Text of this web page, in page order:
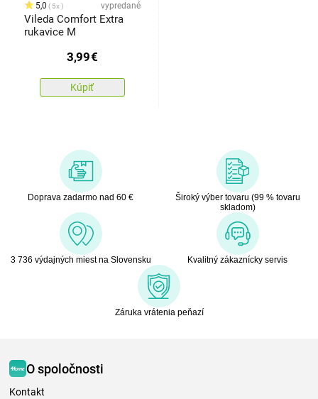
5,0 5x vypredané
Vileda Comfort Extra
rukavice M
3,99€
Kúpiť
Doprava zadarmo nad 60 €
Široký výber tovaru (99 % tovaru
skladom)
3 736 výdajných miest na Slovensku Kvalitný zákaznícky servis
Záruka vrátenia peňazí
O spoločnosti
Kontakt